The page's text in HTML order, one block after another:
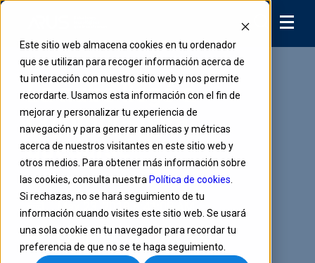
Este sitio web almacena cookies en tu ordenador
que se utilizan para recoger información acerca de
tu interacción con nuestro sitio web y nos permite
recordarte. Usamos esta información con el fin de
mejorar y personalizar tu experiencia de
navegación y para generar analíticas y métricas
acerca de nuestros visitantes en este sitio web y
otros medios. Para obtener más información sobre
las cookies, consulta nuestra Política de cookies
Si rechazas, no se hará seguimiento de tu
información cuando visites este sitio web. Se usará
una sola cookie en tu navegador para recordar tu
preferencia de que no se te haga seguimiento.
La nube llegó a
Colombia para
quedarse
May 23, 2019 8:41:08 AM
Escrito por ARUS Podcasts